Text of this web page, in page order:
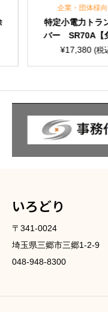
小電力トランシー
SR70A【免許・
格・申請不要】
いろどり
〒341-0024
埼玉県三郷市三郷1-2-9
048-948-8300